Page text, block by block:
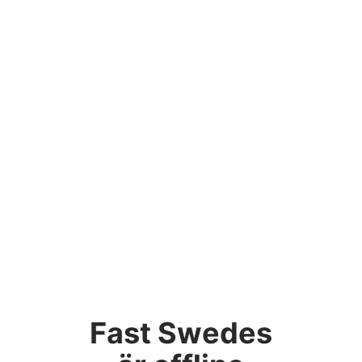
Fast Swedes